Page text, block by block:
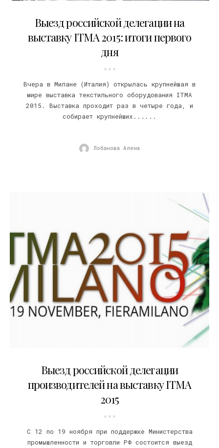
Выезд российской делегации на
выставку ITMA 2015: итоги первого
дня
Вчера в Милане (Италия) открылась крупнейшая в
мире выставка текстильного оборудования ITMA
2015. Выставка проходит раз в четыре года, и
собирает крупнейших......
Лобанова Алена
Выезд российской делегации
производителей на выставку ITMA
2015
С 12 по 19 ноября при поддержке Министерства
промышленности и торговли РФ состоится выезд